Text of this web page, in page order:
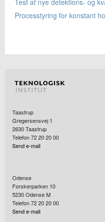
Processtyring for konstant
Taastrup
Gregersensvej 1
2630Taastrup
Telefon 72 20 20 00
Send e-mail
Odense
Forskerparken 10
5230Odense M
Telefon 72 20 20 00
Send e-mail